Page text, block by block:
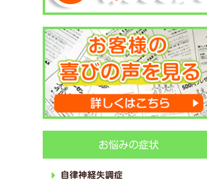
お悩みの症状
自律神経失調症